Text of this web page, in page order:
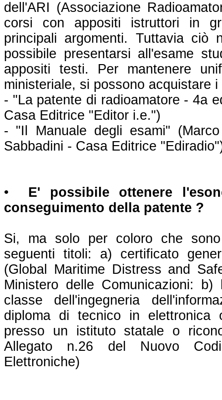
dell'ARI (Associazione
corsi con appositi istruttori in
principali argomenti. Tuttavia ciò
possibile presentarsi all'esame
appositi testi. Per mantenere
ministeriale, si possono acquistare
- "La patente di radioamatore - 4a
Casa Editrice "Editor i.e.")
- "Il Manuale degli esami"
Sabbadini - Casa Editrice
• E' possibile ottenere
conseguimento della patente ?
Si, ma solo per coloro che
seguenti titoli: a) certificato
(Global Maritime Distress and
Ministero delle Comunicazioni:
classe dell'ingegneria
diploma di tecnico in elettronica
presso un istituto statale o
Allegato n.26 del Nuovo
Elettroniche)